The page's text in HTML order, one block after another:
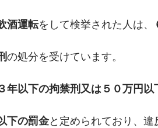
酒運転をして検挙された人は、
の処分を受けています。
年以下の拘禁刑又は５０万円以
下の罰金と定められており、